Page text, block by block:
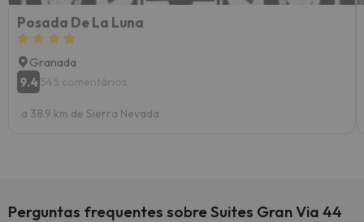
Posada De La Luna
Granada
9.4545 comentários
a 38.9 km de Sierra Nevada
Perguntas frequentes sobre Suites Gran Via 44